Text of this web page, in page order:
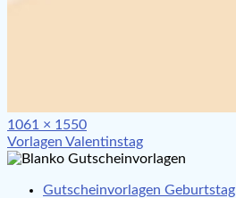
Full
size
1061 × 1550
Beitragsnavigation
Vorlagen Valentinstag
Gutscheinvorlagen Geburtstag